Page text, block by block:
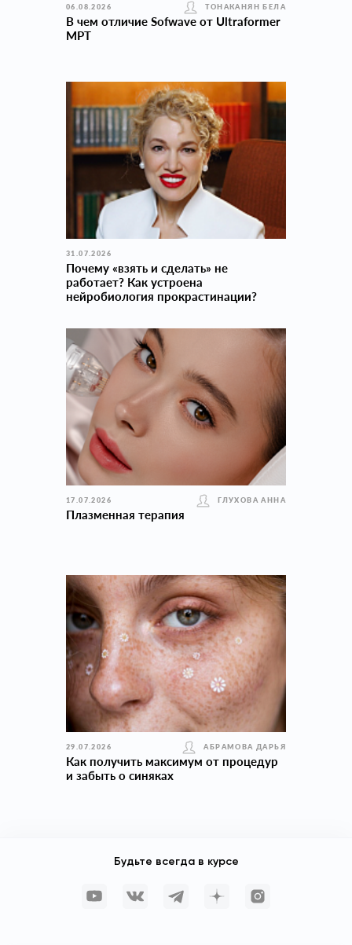
06.08.2026 ТОНАКАНЯН БЕЛА
В чем отличие Sofwave от Ultraformer
MPT
31.07.2026
Почему «взять и сделать» не
работает? Как устроена
нейробиология прокраcтинации?
17.07.2026 ГЛУХОВА АННА
Плазменная терапия
29.07.2026 АБРАМОВА ДАРЬЯ
Как получить максимум от процедур
и забыть о синяках
Будьте всегда в курсе